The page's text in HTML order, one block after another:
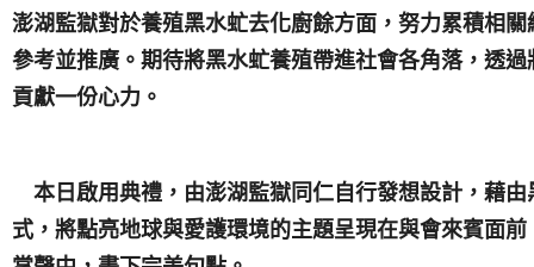
澎湖監獄對於養殖黑水虻去化廚餘方面，努力累積相
參考並推廣。期待將黑水虻養殖帶進社會各角落，透
貢獻一份心力。
本日啟用典禮，由澎湖監獄同仁自行發想設計，藉
式，將點亮地球與愛護環境的主題呈現在與會來賓面